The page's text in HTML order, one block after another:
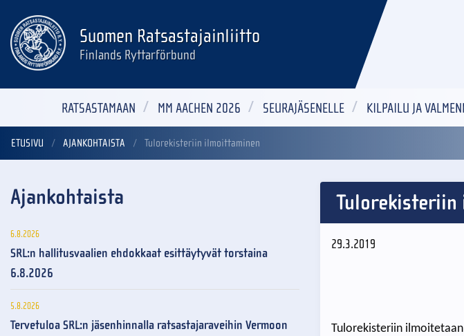
Suomen Ratsastajainliitto
Finlands Ryttarförbund
RATSASTAMAAN MM AACHEN 2026 SEURAJÄSENELLE KILPAILU JA
ETUSIVU AJANKOHTAISTA Tulorekisteriin ilmoittaminen
29.3.2019
Tulorekisteriin
Ajankohtaista
6.8.2026
SRL:n hallitusvaalien ehdokkaat esittäytyvät torstaina
6.8.2026
5.8.2026
Tervetuloa SRL:n jäsenhinnalla ratsastajaraveihin Vermoon